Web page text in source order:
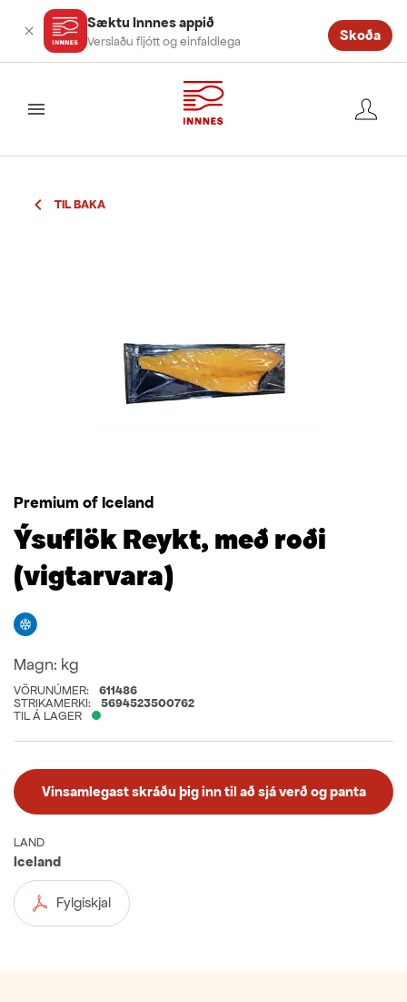
Sæktu Innnes appið
Verslaðu fljótt og einfaldlega Skoða
valmynd
TIL BAKA
Premium of Iceland
Ýsuflök Reykt, með roði
(vigtarvara)
Magn: kg
VÖRUNÚMER:
611486
STRIKAMERKI:
5694523500762
TIL Á LAGER
Vinsamlegast skráðu þig inn til að sjá verð og panta
LAND
Iceland
Fylgiskjal